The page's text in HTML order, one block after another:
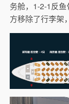
务舱，1-2-1反
方移除了行李架